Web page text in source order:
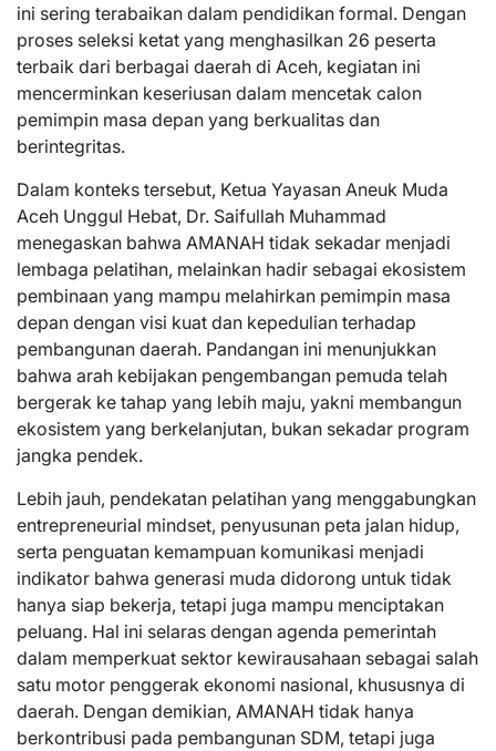
ini sering terabaikan dalam pendidikan formal. Dengan
proses seleksi ketat yang menghasilkan 26 peserta
terbaik dari berbagai daerah di Aceh, kegiatan ini
mencerminkan keseriusan dalam mencetak calon
pemimpin masa depan yang berkualitas dan
berintegritas.
Dalam konteks tersebut, Ketua Yayasan Aneuk Muda
Aceh Unggul Hebat, Dr. Saifullah Muhammad
menegaskan bahwa AMANAH tidak sekadar menjadi
lembaga pelatihan, melainkan hadir sebagai ekosistem
pembinaan yang mampu melahirkan pemimpin masa
depan dengan visi kuat dan kepedulian terhadap
pembangunan daerah. Pandangan ini menunjukkan
bahwa arah kebijakan pengembangan pemuda telah
bergerak ke tahap yang lebih maju, yakni membangun
ekosistem yang berkelanjutan, bukan sekadar program
jangka pendek.
Lebih jauh, pendekatan pelatihan yang menggabungkan
entrepreneurial mindset, penyusunan peta jalan hidup,
serta penguatan kemampuan komunikasi menjadi
indikator bahwa generasi muda didorong untuk tidak
hanya siap bekerja, tetapi juga mampu menciptakan
peluang. Hal ini selaras dengan agenda pemerintah
dalam memperkuat sektor kewirausahaan sebagai salah
satu motor penggerak ekonomi nasional, khususnya di
daerah. Dengan demikian, AMANAH tidak hanya
berkontribusi pada pembangunan SDM, tetapi juga